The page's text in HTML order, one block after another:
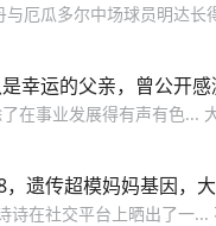
厄瓜多尔中场球员明达
幸运的父亲，曾公开
在事业发展得有声有色...
遗传超模妈妈基因，
诗在社交平台上晒出了一